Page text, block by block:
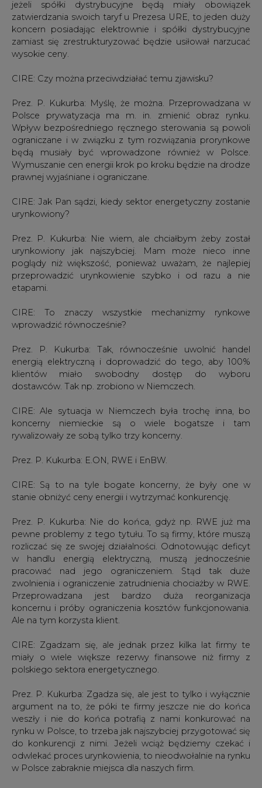
jeżeli spółki dystrybucyjne będą miały obowiązek
zatwierdzania swoich taryf u Prezesa URE, to jeden duży
koncern posiadając elektrownie i spółki dystrybucyjne
zamiast się zrestrukturyzować będzie usiłował narzucać
wysokie ceny.
CIRE: Czy można przeciwdziałać temu zjawisku?
Prez. P. Kukurba: Myślę, że można. Przeprowadzana w
Polsce prywatyzacja ma m. in. zmienić obraz rynku.
Wpływ bezpośredniego ręcznego sterowania są powoli
ograniczane i w związku z tym rozwiązania prorynkowe
będą musiały być wprowadzone również w Polsce.
Wymuszanie cen energii krok po kroku będzie na drodze
prawnej wyjaśniane i ograniczane.
CIRE: Jak Pan sądzi, kiedy sektor energetyczny zostanie
urynkowiony?
Prez. P. Kukurba: Nie wiem, ale chciałbym żeby został
urynkowiony jak najszybciej. Mam może nieco inne
poglądy niż większość, ponieważ uważam, że najlepiej
przeprowadzić urynkowienie szybko i od razu a nie
etapami.
CIRE: To znaczy wszystkie mechanizmy rynkowe
wprowadzić równocześnie?
Prez. P. Kukurba: Tak, równocześnie uwolnić handel
energią elektryczną i doprowadzić do tego, aby 100%
klientów miało swobodny dostęp do wyboru
dostawców. Tak np. zrobiono w Niemczech.
CIRE: Ale sytuacja w Niemczech była trochę inna, bo
koncerny niemieckie są o wiele bogatsze i tam
rywalizowały ze sobą tylko trzy koncerny.
Prez. P. Kukurba: E.ON, RWE i EnBW.
CIRE: Są to na tyle bogate koncerny, że były one w
stanie obniżyć ceny energii i wytrzymać konkurencję.
Prez. P. Kukurba: Nie do końca, gdyż np. RWE już ma
pewne problemy z tego tytułu. To są firmy, które muszą
rozliczać się ze swojej działalności. Odnotowując deficyt
w handlu energią elektryczną, muszą jednocześnie
pracować nad jego ograniczeniem. Stąd tak duże
zwolnienia i ograniczenie zatrudnienia chociażby w RWE.
Przeprowadzana jest bardzo duża reorganizacja
koncernu i próby ograniczenia kosztów funkcjonowania.
Ale na tym korzysta klient.
CIRE: Zgadzam się, ale jednak przez kilka lat firmy te
miały o wiele większe rezerwy finansowe niż firmy z
polskiego sektora energetycznego.
Prez. P. Kukurba: Zgadza się, ale jest to tylko i wyłącznie
argument na to, że póki te firmy jeszcze nie do końca
weszły i nie do końca potrafią z nami konkurować na
rynku w Polsce, to trzeba jak najszybciej przygotować się
do konkurencji z nimi. Jeżeli wciąż będziemy czekać i
odwlekać proces urynkowienia, to nieodwołalnie na rynku
w Polsce zabraknie miejsca dla naszych firm.